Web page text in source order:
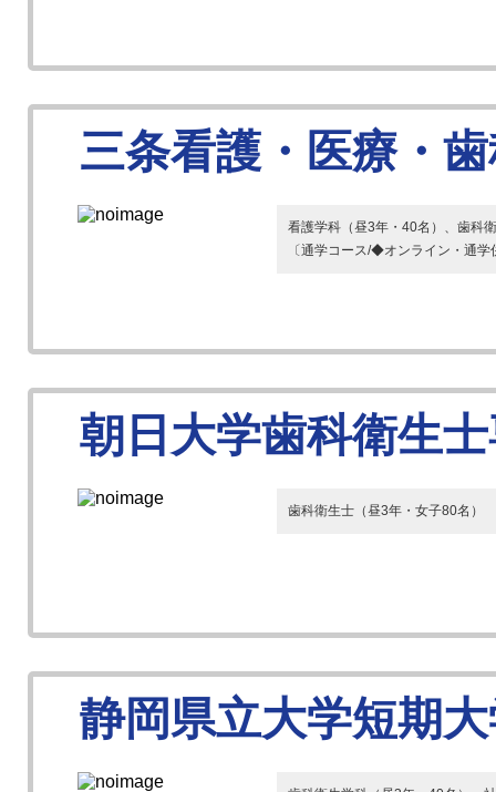
三条看護・医療・
看護学科（昼3年・40名）、歯科
〔通学コース/◆オンライン・通学
朝日大学歯科衛生
歯科衛生士（昼3年・女子80名）
静岡県立大学短期